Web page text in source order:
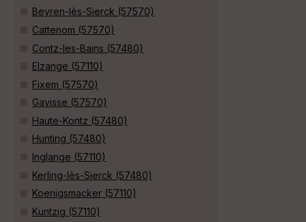
Beyren-lès-Sierck (57570)
Cattenom (57570)
Contz-les-Bains (57480)
Elzange (57110)
Fixem (57570)
Gavisse (57570)
Haute-Kontz (57480)
Hunting (57480)
Inglange (57110)
Kerling-lès-Sierck (57480)
Koenigsmacker (57110)
Kuntzig (57110)